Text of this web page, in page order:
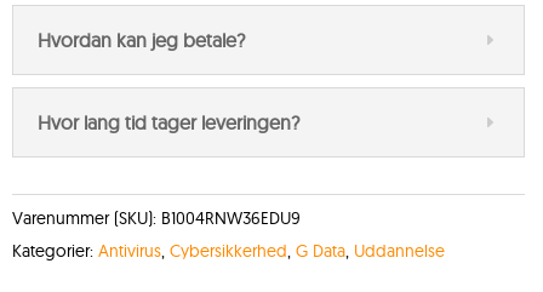
Hvordan kan jeg betale?
Hvor lang tid tager leveringen?
Varenummer (SKU): B1004RNW36EDU9
Kategorier: Antivirus, Cybersikkerhed, G Data, Uddannelse